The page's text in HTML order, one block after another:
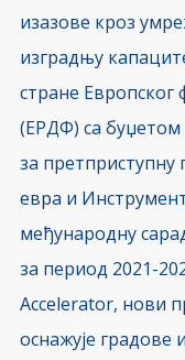
изазове кроз
изградњу
стране Европског
(ЕРДФ) са буџетом
за претприступну
евра и
међународну
за период 2021-
Accelerator, нови
оснажује